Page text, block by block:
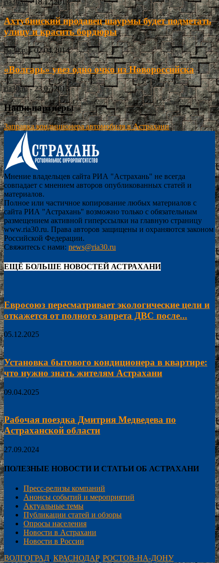
ria30.ru - 18.12.2013
Ахтубинский продавец шаурмы будет подметать
улицу и красить бордюры
ria30.ru - 02.04.2014
«Волгарь» увез одно очко из Новороссийска
ria30.ru - 23.07.2013
Наши партнёры
Заправка кондиционера автомобиля в Астрахани
Мнение владельцев сайта РИА "Астрахань" не всегда
совпадает с мнением авторов опубликованных статей и
материалов.
Полное или частичное копирование любых материалов с
сайта РИА "Астрахань" возможно только с обязательным
размещением активной гиперссылки на главную страницу
www.ria30.ru. Права авторов защищены и охраняются законом
Российской Федерации.
Свяжитесь с нами: news@ria30.ru
ЕЩЁ БОЛЬШЕ НОВОСТЕЙ АСТРАХАНИ
Евросоюз пересматривает экологические цели и
откажется от полного запрета ДВС после...
05.12.2025
Установка бытового кондиционера в квартире:
что нужно знать жителям Астрахани
09.04.2025
Рабочая поездка Дмитрия Медведева по
Астраханской области
27.09.2024
ПОЛЕЗНЫЕ НОВОСТИ И СТАТЬИ ОБ АСТРАХАНИ
Пресс-релизы компаний
Анонсы событий и мероприятий
Актуальные темы
Публикации статей и обзоры
Опросы населения
Новости в Астрахани
Новости в России
ВОЛГОГРАД, КРАСНОДАР, РОСТОВ-НА-ДОНУ